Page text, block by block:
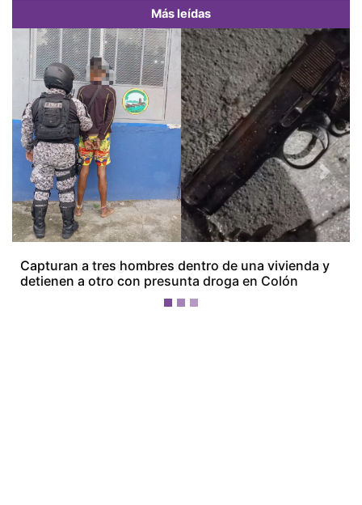
Más leídas
Camión con carga de granos queda destruido tras
incendio en Colón
Previous Next